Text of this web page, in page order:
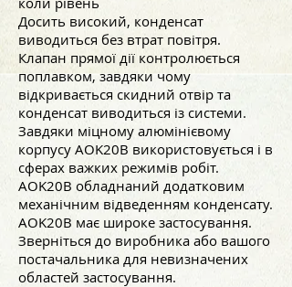
Досить високий, конденсат
виводиться без втрат повітря.
Клапан прямої дії контролюється
поплавком, завдяки чому
відкривається скидний отвір та
конденсат виводиться із системи.
Завдяки міцному алюмінієвому
корпусу AOK20B використовується і в
сферах важких режимів робіт.
AOK20B обладнаний додатковим
механічним відведенням конденсату.
AOK20B має широке застосування.
Зверніться до виробника або вашого
постачальника для невизначених
областей застосування.